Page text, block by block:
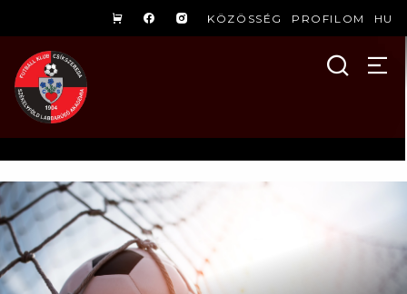
KÖZÖSSÉG PROFILOM HU